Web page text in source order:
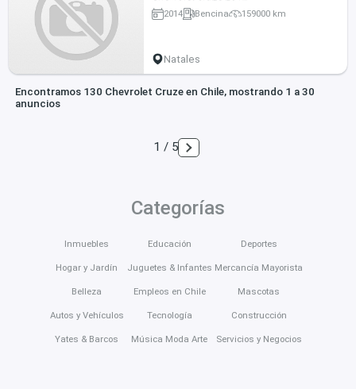
2014 Bencina 159000 km
Natales
Encontramos 130 Chevrolet Cruze en Chile, mostrando 1 a 30
anuncios
1 / 5
Categorías
Inmuebles
Hogar y Jardín
Belleza
Autos y Vehículos
Yates & Barcos
Educación
Juguetes & Infantes
Empleos en Chile
Tecnología
Música Moda Arte
Deportes
Mercancía Mayorista
Mascotas
Construcción
Servicios y Negocios